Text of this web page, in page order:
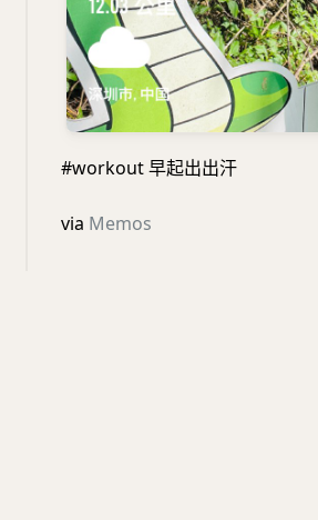
#workout 早起出出汗
via Memos